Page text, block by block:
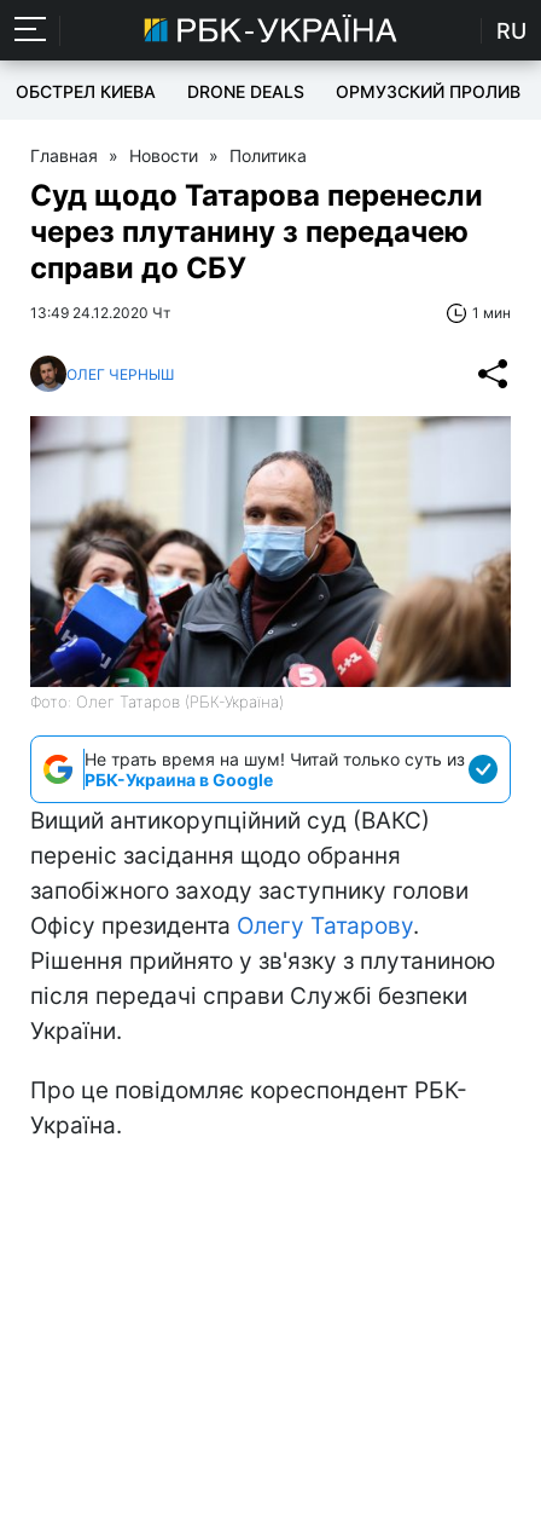
RU
ОБСТРЕЛ КИЕВА DRONE DEALS ОРМУЗСКИЙ ПРОЛИВ
Главная » Новости » Политика
Суд щодо Татарова перенесли
через плутанину з передачею
справи до СБУ
13:49 24.12.2020 Чт 1 мин
ОЛЕГ ЧЕРНЫШ
Фото: Олег Татаров (РБК-Україна)
Не трать время на шум! Читай только суть из
РБК-Украина в Google
Вищий антикорупційний суд (ВАКС)
переніс засідання щодо обрання
запобіжного заходу заступнику голови
Офісу президента Олегу Татарову.
Рішення прийнято у зв'язку з плутаниною
після передачі справи Службі безпеки
України.
Про це повідомляє кореспондент РБК-
Україна.